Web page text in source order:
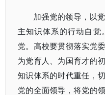
加强党的领导，以
主知识体系的行动自觉
党。高校要贯彻落实党
为党育人、为国育才的
知识体系的时代重任，
党的全面领导，将党的